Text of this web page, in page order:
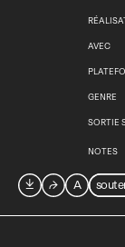
AVEC
GENRE
SORTIE
NOTES

⮫ A